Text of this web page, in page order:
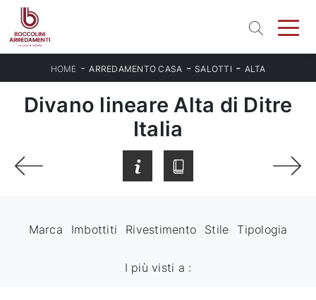
HOME -ARREDAMENTO CASA - SALOTTI - ALTA
Divano lineare Alta di Ditre
Italia
Marca Imbottiti Rivestimento Stile Tipologia
I più visti a :